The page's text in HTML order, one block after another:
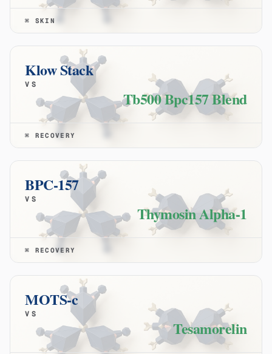
⌘ SKIN
Klow Stack
VS
Tb500 Bpc157 Blend
⌘ RECOVERY
BPC-157
VS
Thymosin Alpha-1
⌘ RECOVERY
MOTS-c
VS
Tesamorelin